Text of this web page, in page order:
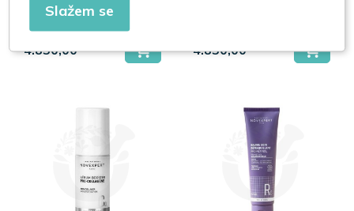
4.850,00 4.850,00
Slažem se